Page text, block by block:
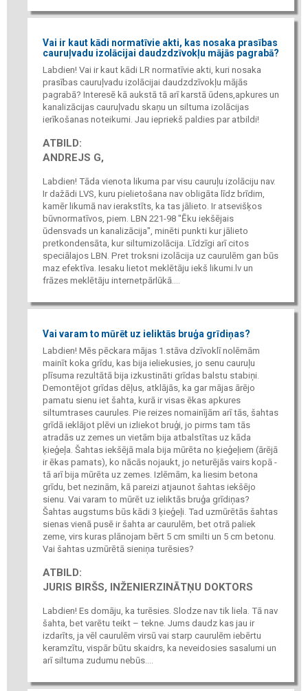
Vai ir kaut kādi normatīvie akti, kas nosaka prasības
cauruļvadu izolācijai daudzdzīvokļu mājās pagrabā?
Labdien! Vai ir kaut kādi LR normatīvie akti, kuri nosaka
prasības cauruļvadu izolācijai daudzdzīvokļu mājās
pagrabā? Interesē kā aukstā tā arī karstā ūdens,apkures un
kanalizācijas cauruļvadu skaņu un siltuma izolācijas
ierīkošanas noteikumi. Jau iepriekš paldies par atbildi!
ATBILD:
ANDREJS G,
Labdien! Tāda vienota likuma par visu cauruļu izolāciju nav.
Ir dažādi LVS, kuru pielietošana nav obligāta līdz brīdim,
kamēr likumā nav ierakstīts, ka tas jālieto. Ir atsevišķos
būvnormatīvos, piem. LBN 221-98 "Ēku iekšējais
ūdensvads un kanalizācija", minēti punkti kur jālieto
pretkondensāta, kur siltumizolācija. Līdzīgi arī citos
speciālajos LBN. Pret troksni izolācija uz caurulēm gan būs
maz efektīva. Iesaku lietot meklētāju iekš likumi.lv un
frāzes meklētāju internetpārlūkā....
Vai varam to mūrēt uz ieliktās bruģa grīdiņas?
Labdien! Mēs pēckara mājas 1.stāva dzīvoklī nolēmām
mainīt koka grīdu, kas bija ieliekusies, jo senu cauruļu
plīsuma rezultātā bija izkustināti grīdas balstu stabiņi.
Demontējot grīdas dēļus, atklājās, ka gar mājas ārējo
pamatu sienu iet šahta, kurā ir visas ēkas apkures
siltumtrases caurules. Pie reizes nomainījām arī tās, šahtas
grīdā ieklājot plēvi un izliekot bruģi, jo pirms tam tās
atradās uz zemes un vietām bija atbalstītas uz kāda
ķieģeļa. Šahtas iekšējā mala bija mūrēta no ķieģeļiem (ārējā
ir ēkas pamats), ko nācās nojaukt, jo neturējās vairs kopā -
tā arī bija mūrēta uz zemes. Izlēmām, ka liesim betona
grīdu, bet nezinām, kā pareizi atjaunot šahtas iekšējo
sienu. Vai varam to mūrēt uz ieliktās bruģa grīdiņas?
Šahtas augstums būs kādi 3 ķieģeļi. Tad uzmūrētās šahtas
sienas vienā pusē ir šahta ar caurulēm, bet otrā paliek
zeme, virs kuras plānojam bērt 5 cm smilti un 5 cm betonu.
Vai šahtas uzmūrētā sieniņa turēsies?
ATBILD:
JURIS BIRŠS, INŽENIERZINĀTŅU DOKTORS
Labdien! Es domāju, ka turēsies. Slodze nav tik liela. Tā nav
šahta, bet varētu teikt – tekne. Jums daudz kas jau ir
izdarīts, ja vēl caurulēm virsū vai starp caurulēm iebērtu
keramzītu, vispār būtu skaidrs, ka neveidosies sasalumi un
arī siltuma zudumu nebūs....